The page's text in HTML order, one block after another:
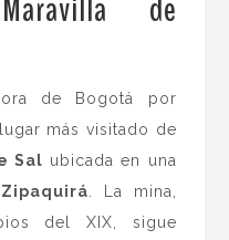
de
de Bogotá por
más visitado de
Sal ubicada en una
Zipaquirá. La mina,
del XIX, sigue